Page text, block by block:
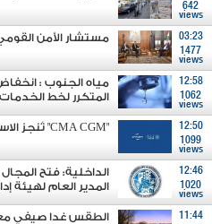
642
views
03:23
1477
views
مستشار الأمن
12:58
1062
views
مياه الجنوب :
المتكرر لخط
12:50
1099
views
"CMA CGM" تُنجز الاستحواذ على مجموعة فتّال
12:46
1020
views
الداخلية: فتح
المدير العام لهيئة
11:44
الطقس غدا صيفي